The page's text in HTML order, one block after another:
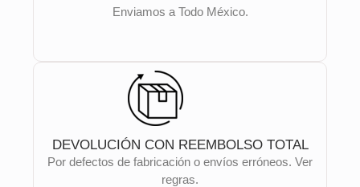
Enviamos a Todo México.
DEVOLUCIÓN CON REEMBOLSO TOTAL
Por defectos de fabricación o envíos erróneos. Ver
regras.